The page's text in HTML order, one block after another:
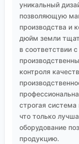
уникальный
позволяющую
производства и
дюйм земли
в соответствии
контроля
строгая
что только
оборудование
продукцию.